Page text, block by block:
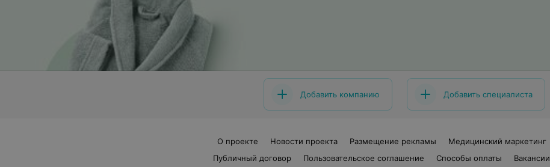
Добавить компанию Добавить специалиста
О проекте Новости проекта Размещение рекламы
Медицинский маркетинг
Публичный договор
Пользовательское соглашение Способы оплаты Вакансии